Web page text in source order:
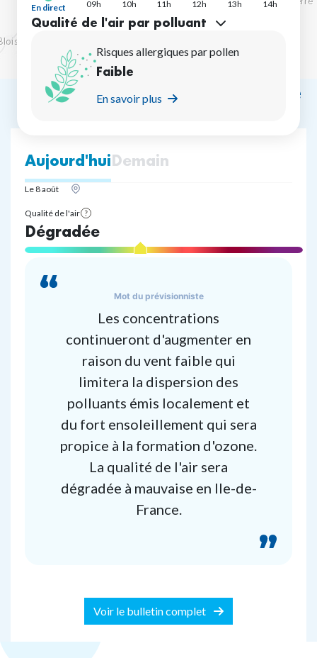
En direct 09h 10h 11h 12h 13h 14h
Qualité de l'air par polluant
Risques allergiques par pollen
Faible
En savoir plus
Prévision sur la journée
Aujourd'huiDemain
Le 8 août
Qualité de l'air
See
legend
Dégradée
Mot du prévisionniste
Les concentrations
continueront d'augmenter en
raison du vent faible qui
limitera la dispersion des
polluants émis localement et
du fort ensoleillement qui sera
propice à la formation d'ozone.
La qualité de l'air sera
dégradée à mauvaise en Ile-de-
France.
Voir le bulletin complet